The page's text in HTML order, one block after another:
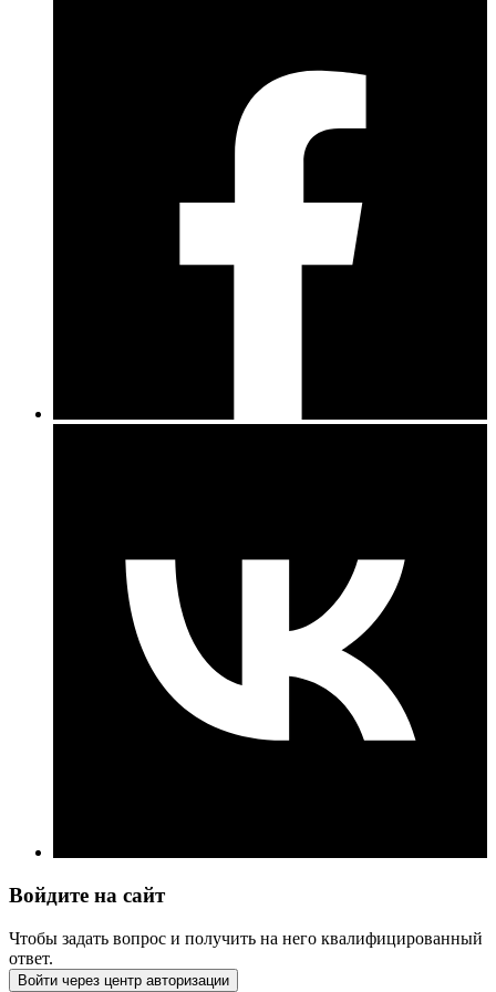
Войдите на сайт
Чтобы задать вопрос и получить на него квалифицированный
ответ.
Войти через центр авторизации